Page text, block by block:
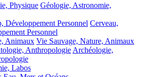
Physique Géologie, Astronomie,
Développement Personnel Cerveau,
Personnel
Animaux Vie Sauvage, Nature, Animaux
Anthropologie Archéologie,
Labos